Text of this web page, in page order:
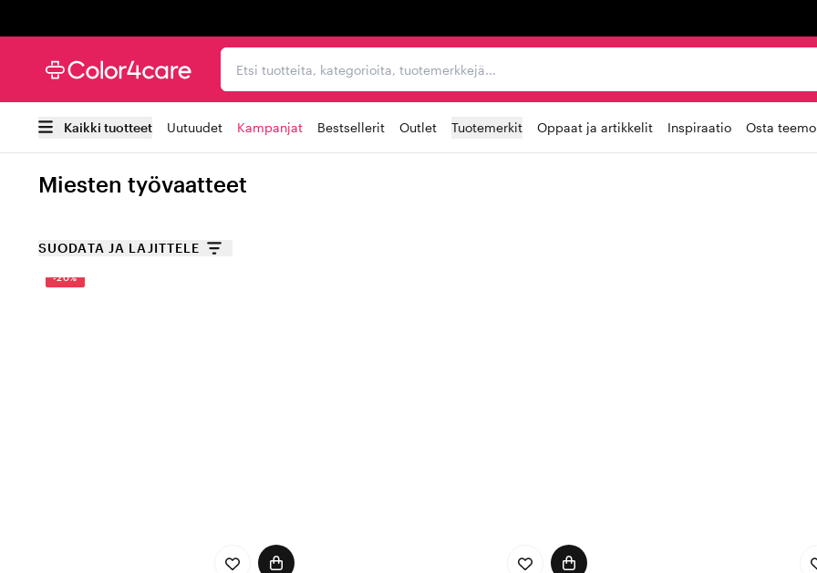
Etsi tuotteita, kategorioita, tuotemerkkejä...
Kaikki tuotteet Uutuudet Kampanjat Bestsellerit Outlet Tuotemerkit Oppaat ja artikkelit Inspiraatio Osta
Miesten työvaatteet
SUODATA JA LAJITTELE
-20%